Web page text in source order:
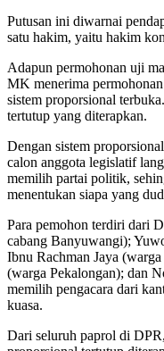
Putusan ini diwarnai
satu hakim, yaitu hakim
Adapun permohonan uji
MK menerima
sistem proporsional
tertutup yang diterapkan.
Dengan sistem
calon anggota legislatif
memilih partai politik,
menentukan siapa yang
Para pemohon terdiri dari
cabang Banyuwangi);
Ibnu Rachman Jaya
(warga Pekalongan); dan
memilih pengacara dari
kuasa.
Dari seluruh paprol di